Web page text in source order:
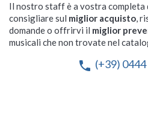
Il nostro staff è a vostra completa
consigliare sul miglior acquisto,
domande o offrirvi il miglior
musicali che non trovate nel
phone (+39)